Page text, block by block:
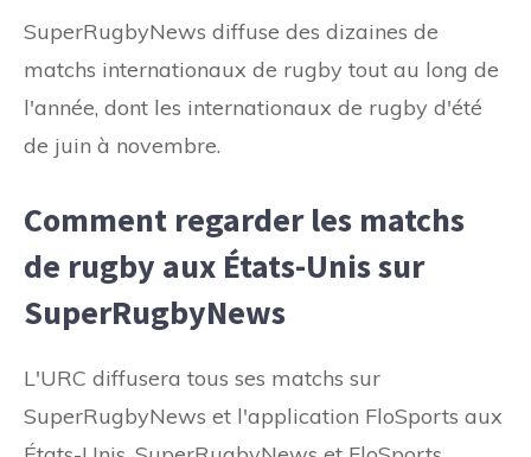
SuperRugbyNews diffuse des dizaines de
matchs internationaux de rugby tout au long de
l'année, dont les internationaux de rugby d'été
de juin à novembre.
Comment regarder les matchs
de rugby aux États-Unis sur
SuperRugbyNews
L'URC diffusera tous ses matchs sur
SuperRugbyNews et l'application FloSports aux